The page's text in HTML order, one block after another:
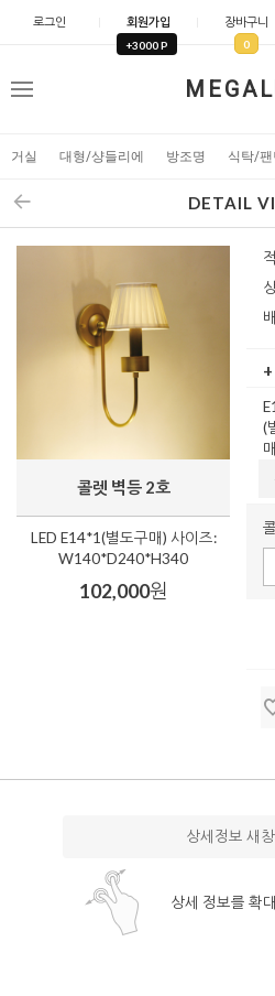
로그인 회원가입
+3000 P
장바구니
0
메
거실 대형/샹들리에 방조명 식탁/팬
DETAIL
콜렛 벽등 2호
LED E14*1(별도구매) 사이즈:
W140*D240*H340
102,000원
(
상세정보 새창
상세 정보를 확